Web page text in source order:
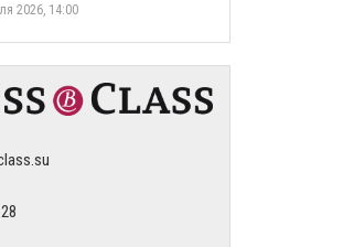
2026, 14:00